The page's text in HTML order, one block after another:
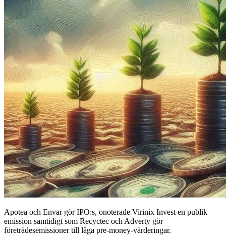
Apotea och Envar gör IPO:s, onoterade Virinix Invest en publik
emission samtidigt som Recyctec och Adverty gör
företrädesemissioner till låga pre-money-värderingar.